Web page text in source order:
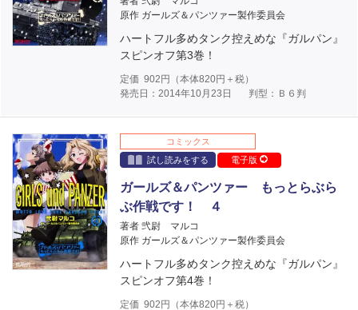
原作 ガールズ＆パンツァー製作委員会
ハートフル多めタンク控えめな『ガルパン』
スピンオフ第3巻！
定価 902 円（本体820円＋税）
発売日：2014年10月23日
判型：Ｂ６判
コミックス
試し読みをする
電子版
ガールズ＆パンツァー もっとらぶら
ぶ作戦です！ ４
著者 弐尉 マルコ
原作 ガールズ＆パンツァー製作委員会
ハートフル多めタンク控えめな『ガルパン』
スピンオフ第4巻！
定価 902 円（本体820円＋税）